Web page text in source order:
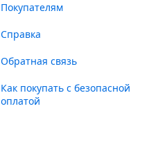
Покупателям
Справка
Обратная связь
Как покупать с безопасной
оплатой